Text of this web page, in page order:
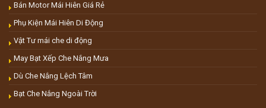
Bán Motor Mái Hiên Giá Rẻ
Phụ Kiện Mái Hiên Di Động
Vật Tư mái che di động
May Bạt Xếp Che Nắng Mưa
Dù Che Nắng Lệch Tâm
Bạt Che Nắng Ngoài Trời